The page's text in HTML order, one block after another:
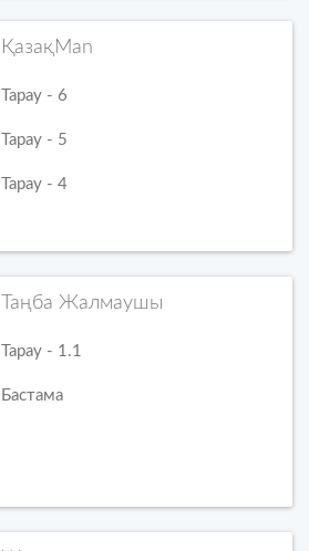
ҚазақMan
Тарау - 6
Тарау - 5
Тарау - 4
Таңба Жалмаушы
Тарау - 1.1
Бастама